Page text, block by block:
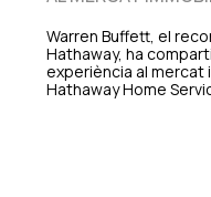
Warren Buffett, el
Hathaway, ha
experiència al mercat
Hathaway Home